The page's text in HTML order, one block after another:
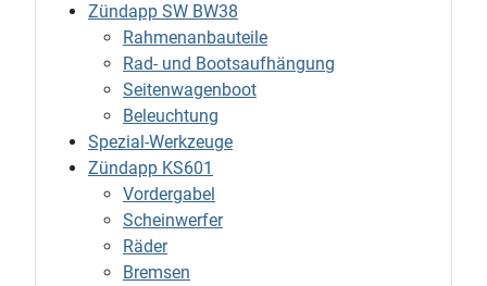
Zündapp SW BW38
Rahmenanbauteile
Rad- und Bootsaufhängung
Seitenwagenboot
Beleuchtung
Spezial-Werkzeuge
Zündapp KS601
Vordergabel
Scheinwerfer
Räder
Bremsen